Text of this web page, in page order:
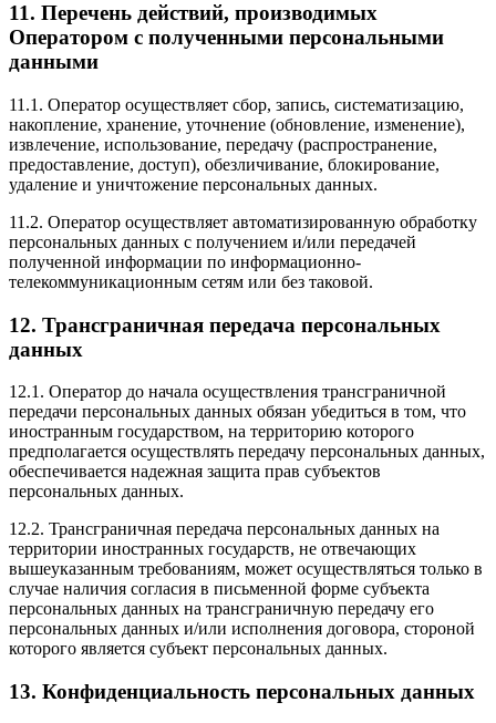
11. Перечень действий, производимых
Оператором с полученными персональными
данными
11.1. Оператор осуществляет сбор, запись, систематизацию,
накопление, хранение, уточнение (обновление, изменение),
извлечение, использование, передачу (распространение,
предоставление, доступ), обезличивание, блокирование,
удаление и уничтожение персональных данных.
11.2. Оператор осуществляет автоматизированную обработку
персональных данных с получением и/или передачей
полученной информации по информационно-
телекоммуникационным сетям или без таковой.
12. Трансграничная передача персональных
данных
12.1. Оператор до начала осуществления трансграничной
передачи персональных данных обязан убедиться в том, что
иностранным государством, на территорию которого
предполагается осуществлять передачу персональных данных,
обеспечивается надежная защита прав субъектов
персональных данных.
12.2. Трансграничная передача персональных данных на
территории иностранных государств, не отвечающих
вышеуказанным требованиям, может осуществляться только в
случае наличия согласия в письменной форме субъекта
персональных данных на трансграничную передачу его
персональных данных и/или исполнения договора, стороной
которого является субъект персональных данных.
13. Конфиденциальность персональных данных